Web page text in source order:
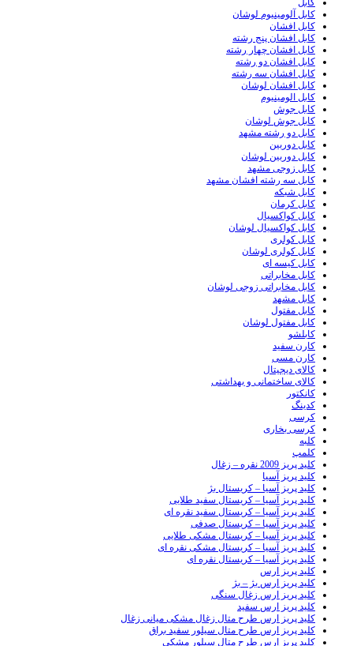
کابل
کابل آلومینیوم لوشان
کابل افشان
کابل افشان پنج رشته
کابل افشان چهار رشته
کابل افشان دو رشته
کابل افشان سه رشته
کابل افشان لوشان
کابل الومینیوم
کابل جوش
کابل جوش لوشان
کابل دو رشته مشهد
کابل دوربین
کابل دوربین لوشان
کابل زوجی مشهد
کابل سه رشته افشان مشهد
کابل شبکه
کابل کرمان
کابل کواکسیال
کابل کواکسیال لوشان
کابل کولری
کابل کولری لوشان
کابل کیسه ای
کابل مخابراتی
کابل مخابراتی زوجی لوشان
کابل مشهد
کابل مفتول
کابل مفتول لوشان
کابلشو
کارن سفید
کارن مسی
کالای دیجیتال
کالای ساختمانی و بهداشتی
کانکتور
کدینگ
کرسی
کرسی بخاری
کلبه
کلمپ
کلید پریز 2009 نقره – زغال
کلید پریز آسیا
کلید پریز آسیا – کریستال بژ
کلید پریز آسیا – کریستال سفید طلایی
کلید پریز آسیا – کریستال سفید نقره ای
کلید پریز آسیا – کریستال صدفی
کلید پریز آسیا – کریستال مشکی طلایی
کلید پریز آسیا – کریستال مشکی نقره ای
کلید پریز آسیا – کریستال نقره ای
کلید پریز ارس
کلید پریز ارس بژ – بژ
کلید پریز ارس زغال سنگی
کلید پریز ارس سفید
کلید پریز ارس طرح متال زغال مشکی میانی زغال
کلید پریز ارس طرح متال سیلور سفید براق
کلید پریز ارس طرح متال سیلور مشکی